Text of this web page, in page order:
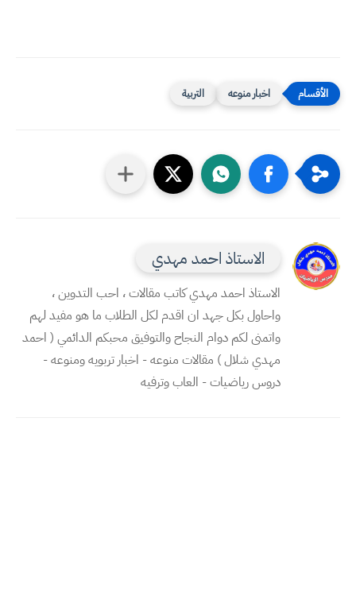
اخبار منوعه التربية
الاستاذ احمد مهدي
الاستاذ احمد مهدي كاتب مقالات ، احب التدوين ،
واحاول بكل جهد ان اقدم لكل الطلاب ما هو مفيد لهم
واتمنى لكم دوام النجاح والتوفيق محبكم الدائمي ( احمد
مهدي شلال ) مقالات منوعه - اخبار تربويه ومنوعه -
دروس رياضيات - العاب وترفيه